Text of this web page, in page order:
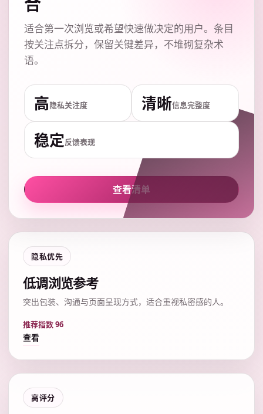
适合第一次浏览或希望快速做决定的用户。条目
按关注点拆分，保留关键差异，不堆砌复杂术
语。
高隐私关注度 清晰信息完整度
稳定反馈表现
查看清单
隐私优先
低调浏览参考
突出包装、沟通与页面呈现方式，适合重视私密感的人。
推荐指数 96
查看
高评分